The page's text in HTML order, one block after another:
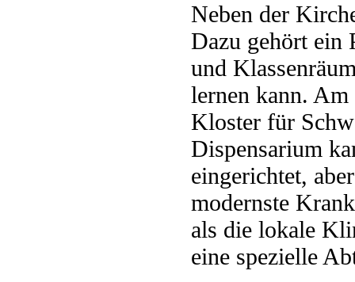
Neben der
Dazu gehört ein
und
lernen kann. Am
Kloster für
Dispensarium
eingerichtet,
modernste
als die lokale
eine spezielle